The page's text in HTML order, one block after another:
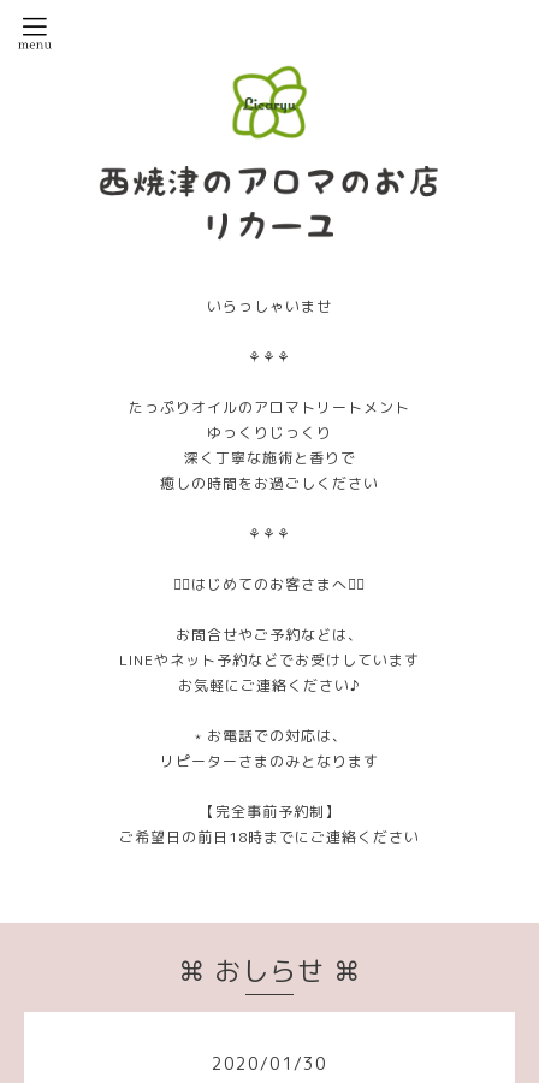
いらっしゃいませ
⚘⚘⚘
たっぷりオイルのアロマトリートメント
ゆっくりじっくり
深く丁寧な施術と香りで
癒しの時間をお過ごしください
⚘⚘⚘
❁⃘はじめてのお客さまへ❁⃘
お問合せやご予約などは、
LINEやネット予約などでお受けしています
お気軽にご連絡ください♪
﹡お電話での対応は、
リピーターさまのみとなります
【完全事前予約制】
ご希望日の前日18時までにご連絡ください
⌘ おしらせ ⌘
2020/01 /30